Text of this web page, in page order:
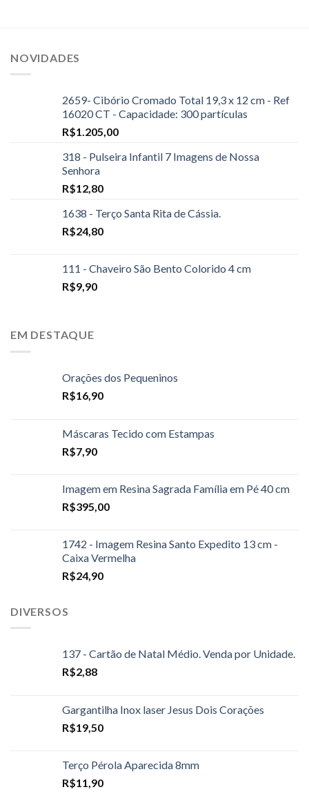
NOVIDADES
2659- Cibório Cromado Total 19,3 x 12 cm - Ref
16020 CT - Capacidade: 300 partículas
R$1.205,00
318 - Pulseira Infantil 7 Imagens de Nossa
Senhora
R$12,80
1638 - Terço Santa Rita de Cássia.
R$24,80
111 - Chaveiro São Bento Colorido 4 cm
R$9,90
EM DESTAQUE
Orações dos Pequeninos
R$16,90
Máscaras Tecido com Estampas
R$7,90
Imagem em Resina Sagrada Família em Pé 40 cm
R$395,00
1742 - Imagem Resina Santo Expedito 13 cm -
Caixa Vermelha
R$24,90
DIVERSOS
137 - Cartão de Natal Médio. Venda por Unidade.
R$2,88
Gargantilha Inox laser Jesus Dois Corações
R$19,50
Terço Pérola Aparecida 8mm
R$11,90